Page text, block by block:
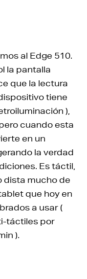
al Edge 510.
la pantalla
que la lectura
tiene
),
cuando esta
en un
la verdad
Es táctil,
dista mucho de
que hoy en
a usar (
táctiles por
).